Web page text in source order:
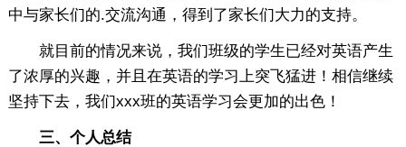
中与家长们的.交流沟通，得到了家长们大力的支持。
就目前的情况来说，我们班级的学生已经对英语产生
了浓厚的兴趣，并且在英语的学习上突飞猛进！相信继续
坚持下去，我们xxx班的英语学习会更加的出色！
三、个人总结